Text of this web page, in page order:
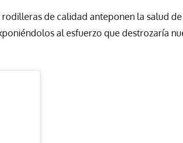
de calidad anteponen la salud
al esfuerzo que destrozaría